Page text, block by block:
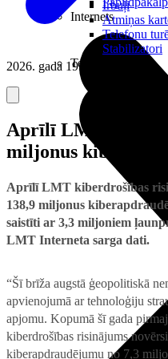
Internets
Irbuļi
Atmiņas
Telefonu
Stabilizatori
Televizori
2026. gada 19. maijs
Aprīlī LMT
miljonus
Aprīlī LMT kiberdrošības
138,9 miljonus
saistīti ar 3,3 miljoniem
LMT Interneta sarga dati.
“Šī brīža augstā ģeopolitiskā
apvienojumā ar tehnoloģiju
apjomu. Kopumā šī gada
kiberdrošības risinājums
kiberapdraudējumu no 7,3